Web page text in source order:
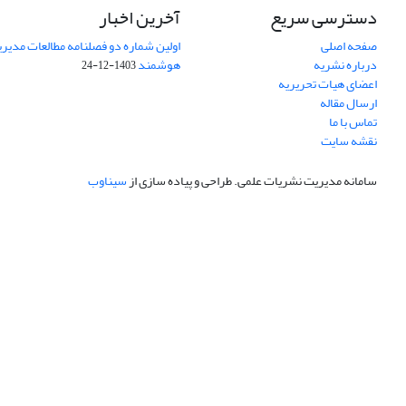
دسترسی سریع
صفحه اصلی
درباره نشریه
اعضای هیات تحریریه
ارسال مقاله
تماس با ما
نقشه سایت
آخرین اخبار
اولین شماره دو فصلنامه مطالعات
هوشمند1403-12-24
سامانه مدیریت نشریات علمی.طراحی و پیاده سازی ازسیناوب